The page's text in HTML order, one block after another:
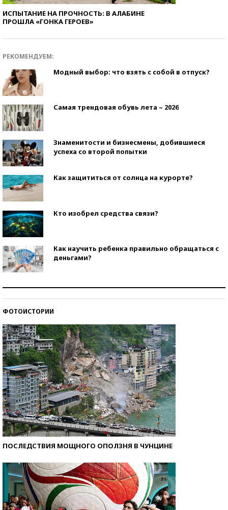
ИСПЫТАНИЕ НА ПРОЧНОСТЬ: В АЛАБИНЕ
ПРОШЛА «ГОНКА ГЕРОЕВ»
РЕКОМЕНДУЕМ:
Модный выбор: что взять с собой в отпуск?
Самая трендовая обувь лета – 2026
Знаменитости и бизнесмены, добившиеся
успеха со второй попытки
Как защититься от солнца на курорте?
Кто изобрел средства связи?
Как научить ребенка правильно обращаться с
деньгами?
ФОТОИСТОРИИ
ПОСЛЕДСТВИЯ МОЩНОГО ОПОЛЗНЯ В ЧУНЦИНЕ